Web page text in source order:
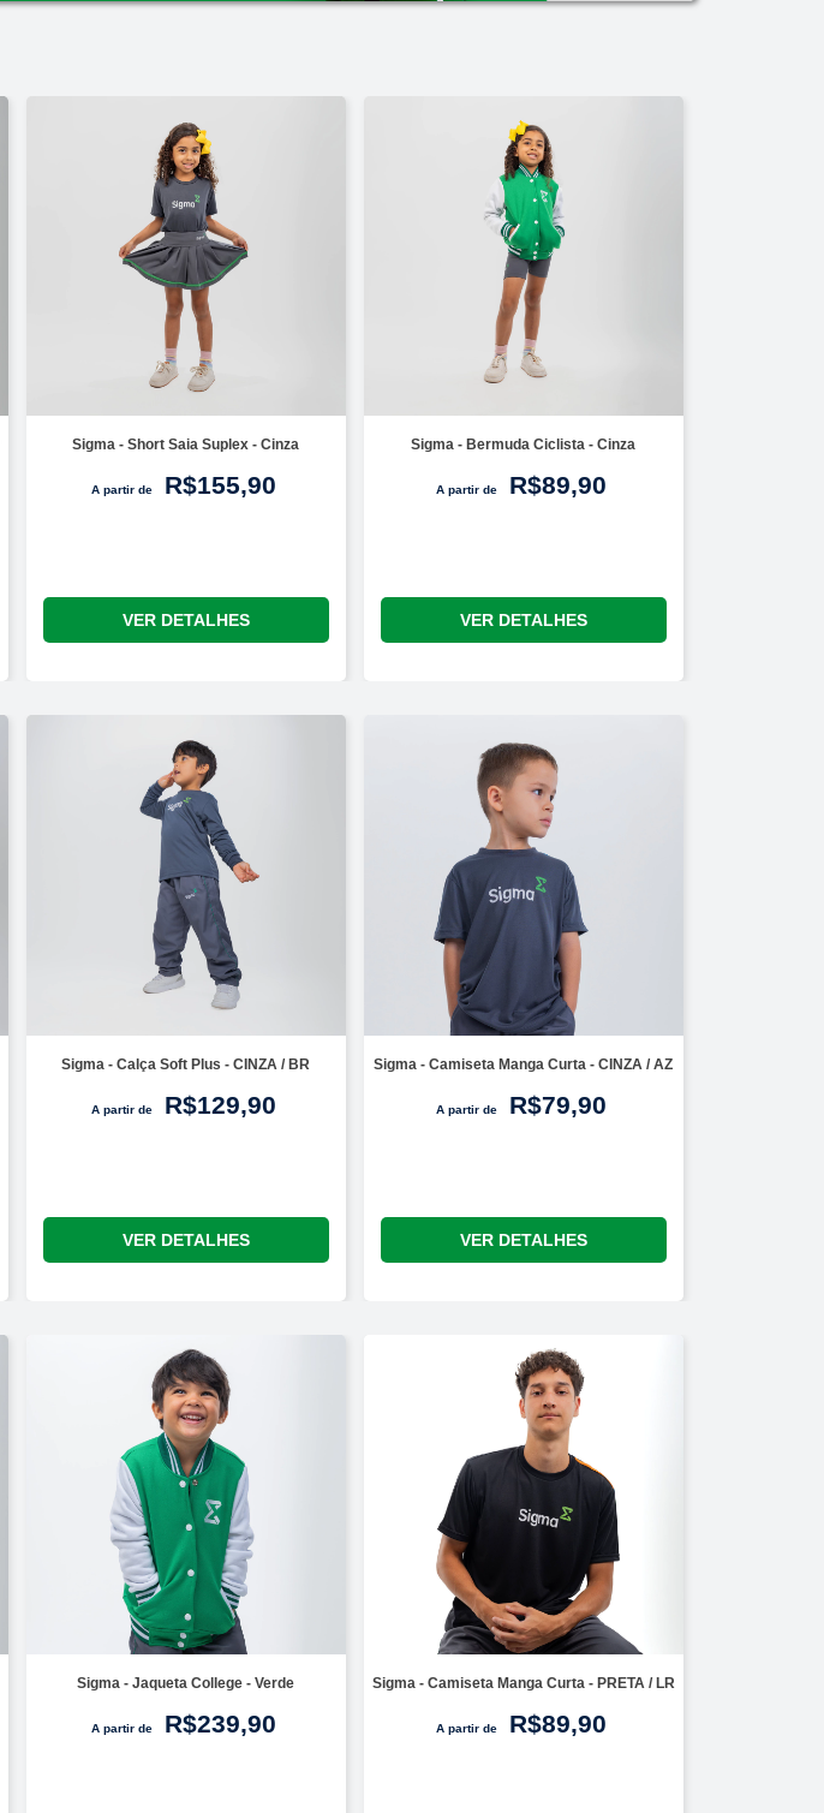
Sigma - Short Saia Suplex - Cinza
A partir de R$155,90
VER DETALHES
Sigma - Bermuda Ciclista - Cinza
A partir de R$89,90
VER DETALHES
Sigma - Calça Soft Plus - CINZA / BR
A partir de R$129,90
VER DETALHES
Sigma - Camiseta Manga Curta - CINZA / AZ
A partir de R$79,90
VER DETALHES
Sigma - Jaqueta College - Verde
A partir de R$239,90
Sigma - Camiseta Manga Curta - PRETA / LR
A partir de R$89,90